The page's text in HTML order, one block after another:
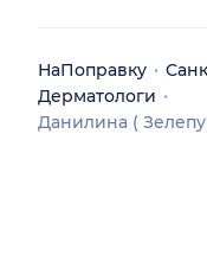
НаПоправку
Дерматологи
Данилина (